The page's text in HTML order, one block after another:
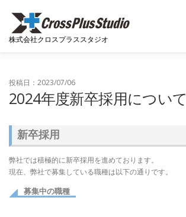
株式会社クロスプラススタジオ
投稿日：2023/07/06
2024年度新卒採用について
新卒採用
弊社では積極的に新卒採用を進めております。
現在、弊社で募集している職種は以下の通りです。
募集中の職種